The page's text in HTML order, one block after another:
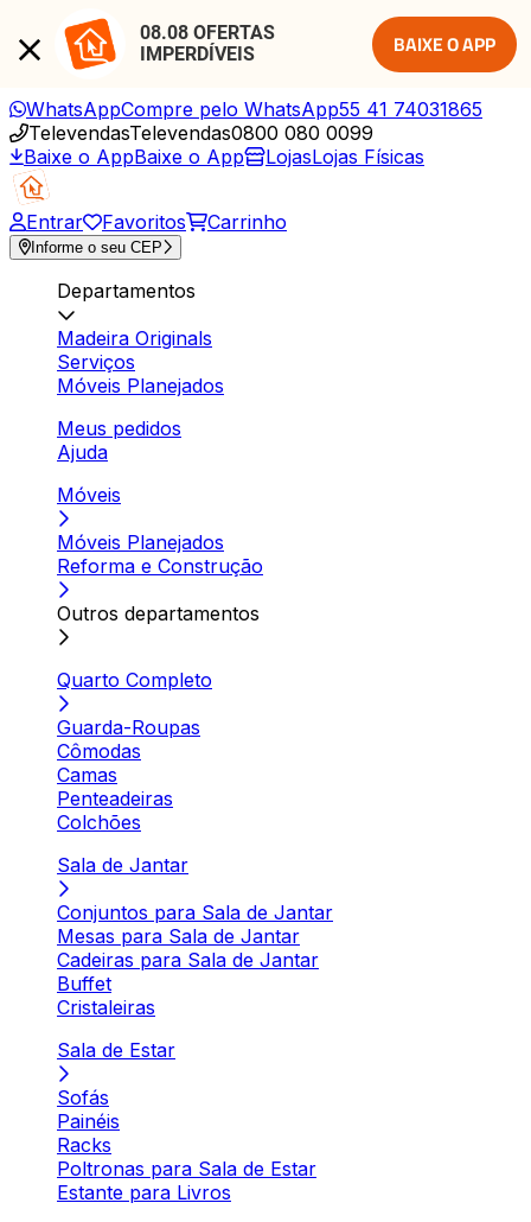
08.08 OFERTAS
IMPERDÍVEIS
BAIXE O APP
WhatsAppCompre pelo WhatsApp55 41 74031865
TelevendasTelevendas0800 080 0099
Baixe o AppBaixe o App LojasLojas Físicas
Entrar Favoritos Carrinho
Informe o seu CEP
Departamentos
Madeira Originals
Serviços
Móveis Planejados
Meus pedidos
Ajuda
Móveis
Móveis Planejados
Reforma e Construção
Outros departamentos
Quarto Completo
Guarda-Roupas
Cômodas
Camas
Penteadeiras
Colchões
Sala de Jantar
Conjuntos para Sala de Jantar
Mesas para Sala de Jantar
Cadeiras para Sala de Jantar
Buffet
Cristaleiras
Sala de Estar
Sofás
Painéis
Racks
Poltronas para Sala de Estar
Estante para Livros